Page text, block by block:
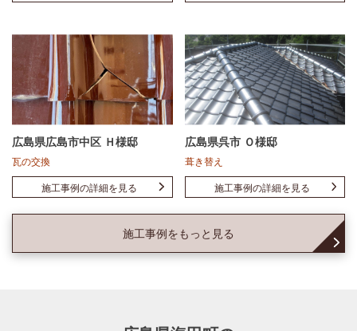
広島県広島市中区 Ｈ様邸
瓦の交換
施工事例の詳細を見る
広島県呉市 Ｏ様邸
葺き替え
施工事例の詳細を見る
施工事例をもっと見る